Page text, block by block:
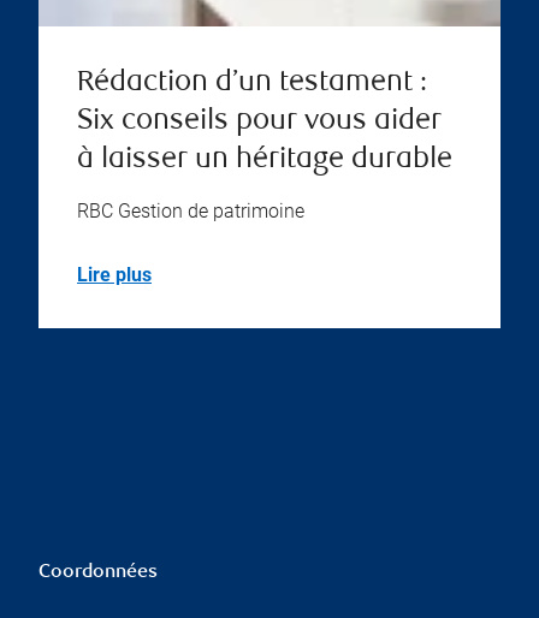
Rédaction d’un testament :
Six conseils pour vous aider
à laisser un héritage durable
RBC Gestion de patrimoine
Lire plus
Coordonnées